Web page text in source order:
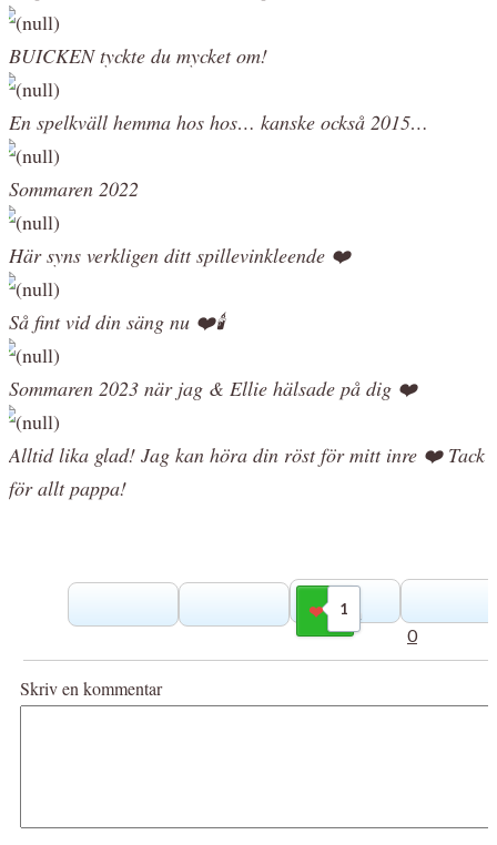
BUICKEN tyckte du mycket om!
En spelkväll hemma hos hos… kanske också 2015…
Sommaren 2022
Här syns verkligen ditt spillevinkleende ❤️
Så fint vid din säng nu ❤️🕯️
Sommaren 2023 när jag & Ellie hälsade på dig ❤️
Alltid lika glad! Jag kan höra din röst för mitt inre ❤️ Tack
för allt pappa!
1
Gilla
0
Skriv en kommentar